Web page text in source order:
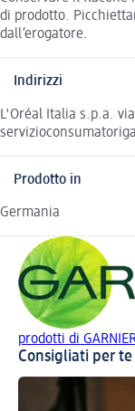
di prodotto.
dall’erogatore.
Indirizzi
L'Oréal Italia s.p.a.
Prodotto in
Germania
prodotti di
Consigliati per te